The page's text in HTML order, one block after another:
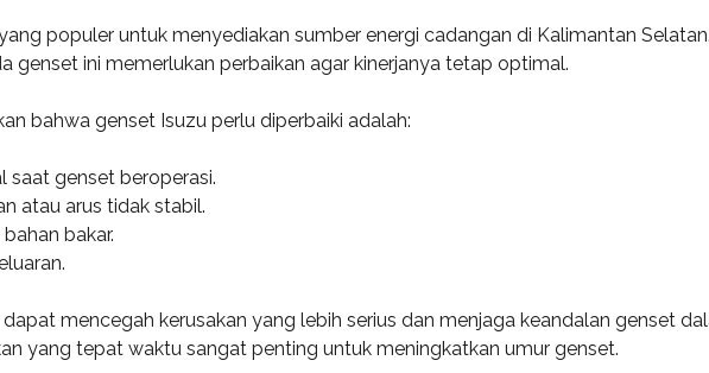
populer untuk menyediakan sumber energi cadangan di Kalimantan
genset ini memerlukan perbaikan agar kinerjanya tetap optimal.
bahwa genset Isuzu perlu diperbaiki adalah:
saat genset beroperasi.
atau arus tidak stabil.
bakar.
mencegah kerusakan yang lebih serius dan menjaga keandalan genset
yang tepat waktu sangat penting untuk meningkatkan umur genset.